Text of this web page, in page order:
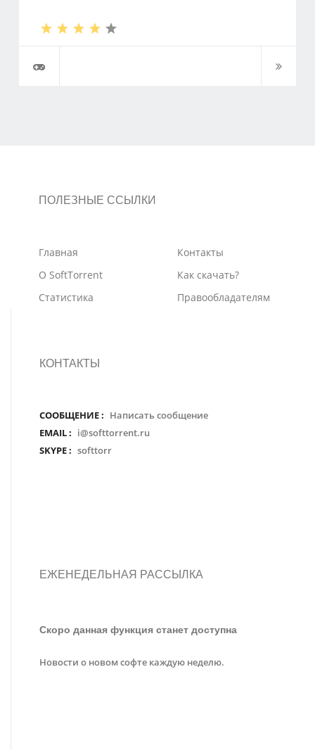
ПОЛЕЗНЫЕ ССЫЛКИ
Главная
О SoftTorrent
Статистика
Контакты
Как скачать?
Правообладателям
КОНТАКТЫ
СООБЩЕНИЕ : Написать сообщение
EMAIL : i@softtorrent.ru
SKYPE : softtorr
ЕЖЕНЕДЕЛЬНАЯ РАССЫЛКА
Скоро данная функция станет доступна
Новости о новом софте каждую неделю.